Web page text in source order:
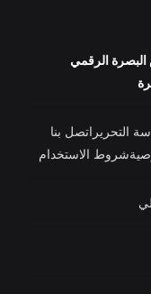
الرقمي
التحرير اتصل بنا
شروط الاستخدام